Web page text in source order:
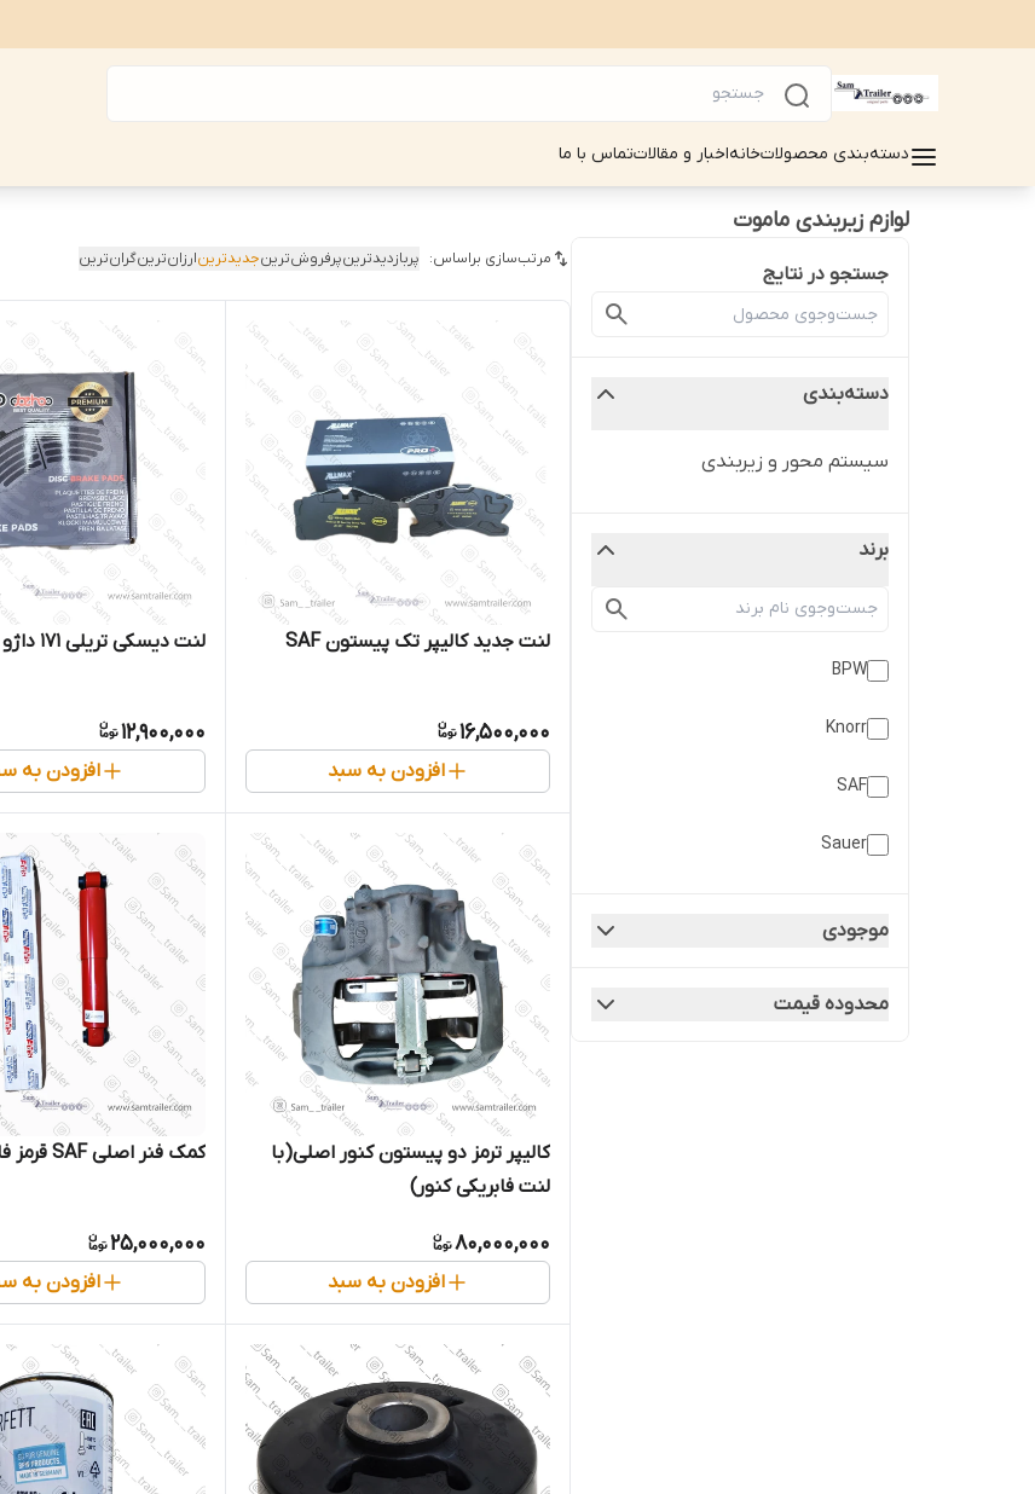
دسته‌بندی محصولاتخانهاخبار و مقالاتتماس با ما
لوازم زیربندی ماموت
جستجو در نتایج
دسته‌بندی
سیستم محور و زیربندی
برند
BPW
Knorr
SAF
Sauer
موجودی
محدوده قیمت
مرتب‌سازی براساس: پربازدیدترینپرفروش‌ترینجدیدترینارزان‌ترینگران‌ترین
لنت جدید کالیپر تک پیستون SAF
16,500,000
افزودن به سبد
لنت دیسکی تریلی 171 داژو پریمیوم
12,900,000
افزودن به
کالیپر ترمز دو پیستون کنور اصلی(با
لنت فابریکی کنور)
80,000,000
افزودن به سبد
کمک فنر اصلی SAF قرمز فابریکی
25,000,000
افزودن به